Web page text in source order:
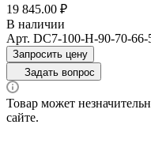
19 845.00 ₽
В наличии
Арт. DC7-100-H-90-70-66-
Запросить цену
Задать вопрос
Товар может
сайте.